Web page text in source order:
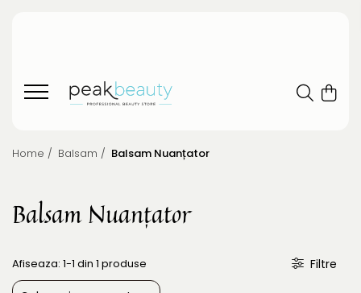
Home / Balsam / Balsam Nuanțator
Balsam Nuanțator
Afiseaza: 1-1 din 1 produse Filtre